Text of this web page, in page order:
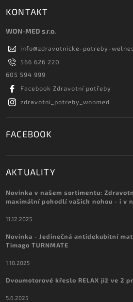
KONTAKT
WON-MED s.r.o.
info@zdravotnicke-potreby-
566 626 220
605 594 999
Facebook Zdravotní potřeby
zdravotni_potreby_wonmed
FACEBOOK
AKTUALITY
Novinka v našem sortimentu:
maximální pohodlí vašich nohou - i v
11.12.2025
Novinka - Jedinečná antidekubitní
Timago TURNMATE
1.10.2025
Dvoumotorové křeslo RELAX již ve 2
5.6.2025